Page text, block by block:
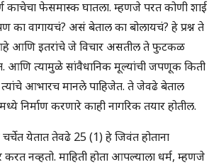
काचेचा फेसमास्क घातला. म्हणजे परत कोणी शाई
वागायचं? असं बेताल का बोलायचं? हे प्रश्न ते
आहे आणि इतरांचे जे विचार असतील ते फुटकळ
आणि त्यामुळे सांवैधानिक मूल्यांची जपणूक किती
आभारच मानले पाहिजेत. ते जेवढे बेताल
निर्माण करणारे काही नागरिक तयार होतील.
येतात तेवढे 25 (1) हे जिवंत होताना
नव्हतो. माहिती होता आपल्याला धर्म, म्हणजे